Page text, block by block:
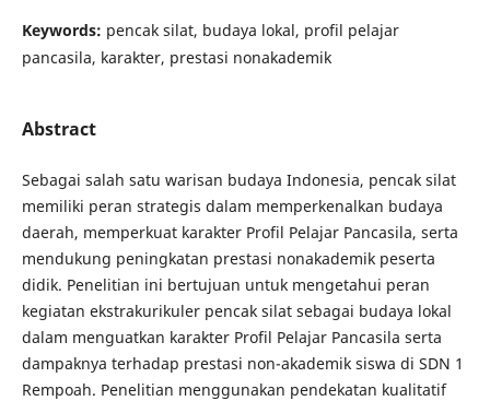
Keywords: pencak silat, budaya lokal, profil pelajar
pancasila, karakter, prestasi nonakademik
Abstract
Sebagai salah satu warisan budaya Indonesia, pencak silat
memiliki peran strategis dalam memperkenalkan budaya
daerah, memperkuat karakter Profil Pelajar Pancasila, serta
mendukung peningkatan prestasi nonakademik peserta
didik. Penelitian ini bertujuan untuk mengetahui peran
kegiatan ekstrakurikuler pencak silat sebagai budaya lokal
dalam menguatkan karakter Profil Pelajar Pancasila serta
dampaknya terhadap prestasi non-akademik siswa di SDN 1
Rempoah. Penelitian menggunakan pendekatan kualitatif